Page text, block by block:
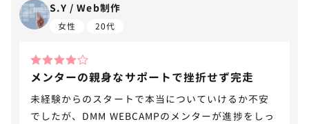
S.Y / Web制作
女性 20代
メンターの親身なサポートで挫折せず完走
未経験からのスタートで本当についていけるか不安
でしたが、DMM WEBCAMPのメンターが進捗をしっ